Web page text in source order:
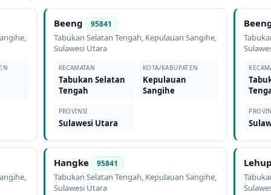
,
Beeng 95841
Tabukan Selatan Tengah, Kepulauan Sangihe,
Sulawesi Utara
KECAMATAN
Tabukan Selatan
Tengah
KOTA/KABUPATEN
Kepulauan
Sangihe
PROVINSI
Sulawesi Utara
,
Hangke 95841
Tabukan Selatan Tengah, Kepulauan Sangihe,
Sulawesi Utara